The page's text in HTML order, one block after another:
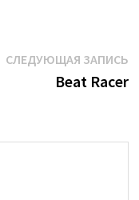
СЛЕДУЮЩАЯ ЗАПИСЬ
Beat Racer